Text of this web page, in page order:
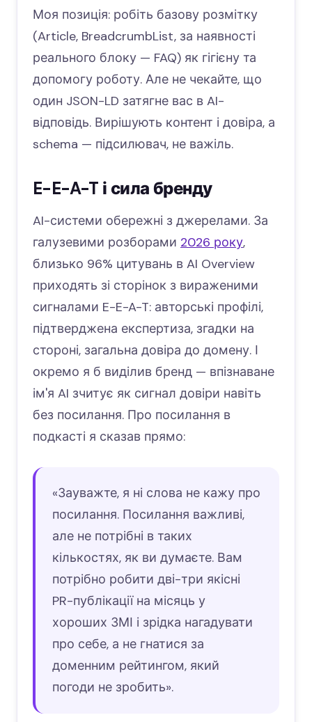
Моя позиція: робіть базову розмітку
(Article, BreadcrumbList, за наявності
реального блоку — FAQ) як гігієну та
допомогу роботу. Але не чекайте, що
один JSON-LD затягне вас в AI-
відповідь. Вирішують контент і довіра, а
schema — підсилювач, не важіль.
E-E-A-T і сила бренду
AI-системи обережні з джерелами. За
галузевими розборами 2026 року,
близько 96% цитувань в AI Overview
приходять зі сторінок з вираженими
сигналами E-E-A-T: авторські профілі,
підтверджена експертиза, згадки на
стороні, загальна довіра до домену. І
окремо я б виділив бренд — впізнаване
ім'я AI зчитує як сигнал довіри навіть
без посилання. Про посилання в
подкасті я сказав прямо:
«Зауважте, я ні слова не кажу про
посилання. Посилання важливі,
але не потрібні в таких
кількостях, як ви думаєте. Вам
потрібно робити дві-три якісні
PR-публікації на місяць у
хороших ЗМІ і зрідка нагадувати
про себе, а не гнатися за
доменним рейтингом, який
погоди не зробить».